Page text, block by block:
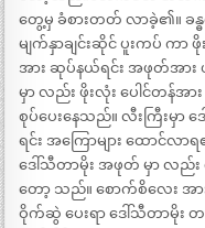
တွေ့မှ ခံစားတတ် လာခဲ့၏။ ခန္
မျက်နှာချင်းဆိုင် ပူးကပ် က
အား ဆုပ်နယ်ရင်း အဖုတ်အာ
မှာ လည်း ဖိုးလုံး ပေါင်တန်အ
စုပ်ပေးနေသည်။ လီးကြီးမှာ
ရင်း အကြောများ ထောင်လ
ဒေါ်သီတာမိုး အဖုတ် မှာ လည်း
တော့ သည်။ စောက်စိလေး အား
ဝိုက်ဆွဲ ပေးရာ ဒေါ်သီတာမို